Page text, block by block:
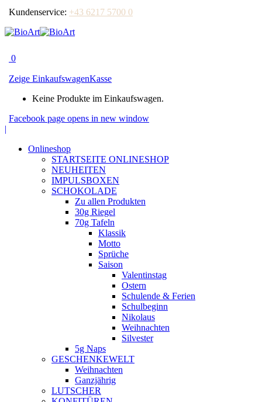
Kundenservice: +43 6217 5700 0
0
Zeige EinkaufswagenKasse
Keine Produkte im Einkaufswagen.
Facebook page opens in new window
|
Onlineshop
STARTSEITE ONLINESHOP
NEUHEITEN
IMPULSBOXEN
SCHOKOLADE
Zu allen Produkten
30g Riegel
70g Tafeln
Klassik
Motto
Sprüche
Saison
Valentinstag
Ostern
Schulende & Ferien
Schulbeginn
Nikolaus
Weihnachten
Silvester
5g Naps
GESCHENKEWELT
Weihnachten
Ganzjährig
LUTSCHER